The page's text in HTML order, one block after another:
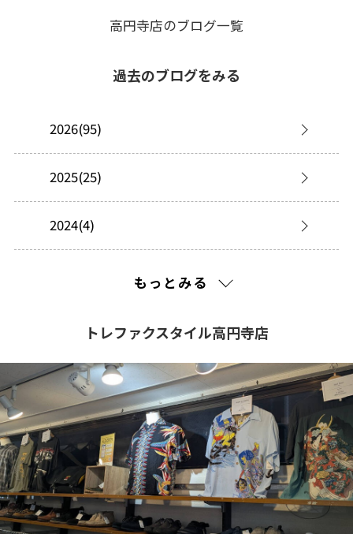
高円寺店のブログ一覧
過去のブログをみる
2026(95)
2025(25)
2024(4)
2021(211)
2020(223)
2019(156)
2018(343)
もっとみる
トレファクスタイル高円寺店